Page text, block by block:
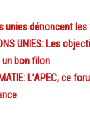
unies dénoncent
UNIES: Les
un bon filon
L’APEC, ce